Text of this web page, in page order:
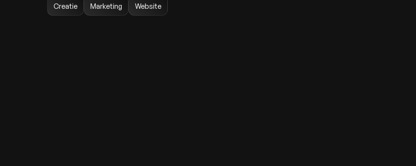
Creatie Marketing Website